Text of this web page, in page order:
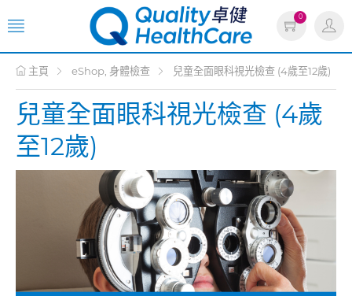
0
主頁 eShop, 身體檢查 兒童全面眼科視光檢查 (4歲至12歲)
兒童全面眼科視光檢查 (4歲
至12歲)